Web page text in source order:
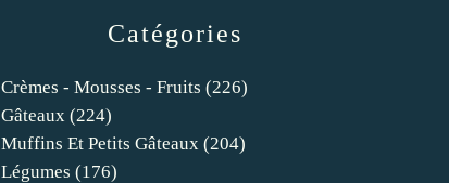
Catégories
Crèmes - Mousses - Fruits (226)
Gâteaux (224)
Muffins Et Petits Gâteaux (204)
Légumes (176)